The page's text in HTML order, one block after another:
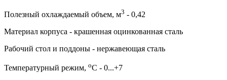
Полезный охлаждаемый объем, м3 - 0,42
Материал корпуса - крашенная оцинкованная сталь
Рабочий стол и поддоны - нержавеющая сталь
Температурный режим, оС - 0...+7